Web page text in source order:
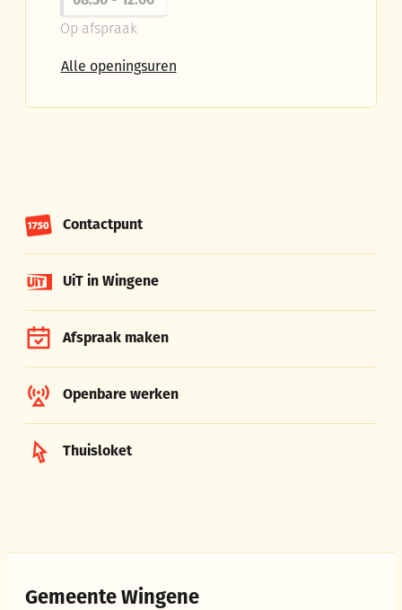
Op afspraak
Alle openingsurenDienst Publiek Domein en
Contactpunt
UiT in Wingene
Afspraak maken
Openbare werken
Thuisloket
Gemeente Wingene